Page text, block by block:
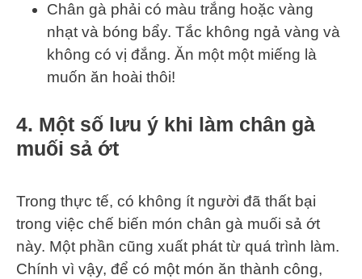
Chân gà phải có màu trắng hoặc vàng
nhạt và bóng bẩy. Tắc không ngả vàng và
không có vị đắng. Ăn một một miếng là
muốn ăn hoài thôi!
4. Một số lưu ý khi làm chân gà
muối sả ớt
Trong thực tế, có không ít người đã thất bại
trong việc chế biến món chân gà muối sả ớt
này. Một phần cũng xuất phát từ quá trình làm.
Chính vì vậy, để có một món ăn thành công,